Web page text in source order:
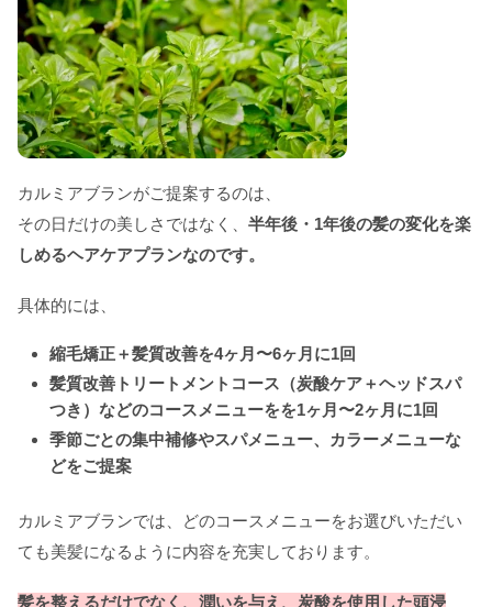
カルミアブランがご提案するのは、
その日だけの美しさではなく、 半年後・1年後の髪の変化を楽
しめるヘアケアプランなのです。
具体的には、
縮毛矯正＋髪質改善を4ヶ月〜6ヶ月に1回
髪質改善トリートメントコース（炭酸ケア＋ヘッドスパ
つき）などのコースメニューをを1ヶ月〜2ヶ月に1回
季節ごとの集中補修やスパメニュー、カラーメニューな
どをご提案
カルミアブランでは、どのコースメニューをお選びいただい
ても美髪になるように内容を充実しております。
髪を整えるだけでなく、潤いを与え、炭酸を使用した頭浸